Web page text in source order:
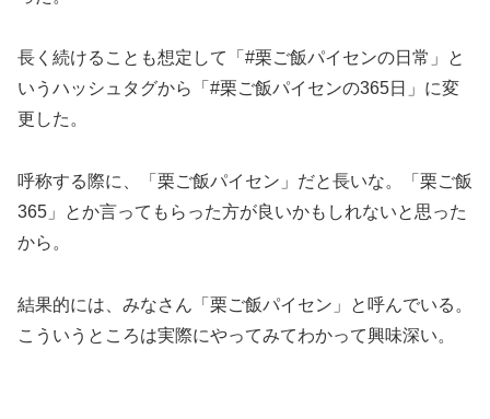
長く続けることも想定して「#栗ご飯パイセンの日常」と
いうハッシュタグから「#栗ご飯パイセンの365日」に変
更した。
呼称する際に、「栗ご飯パイセン」だと長いな。「栗ご飯
365」とか言ってもらった方が良いかもしれないと思った
から。
結果的には、みなさん「栗ご飯パイセン」と呼んでいる。
こういうところは実際にやってみてわかって興味深い。